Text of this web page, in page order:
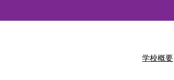
学校概要